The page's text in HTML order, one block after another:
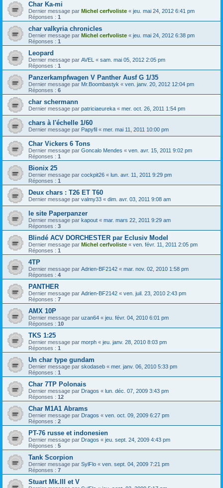
Char Ka-mi
Dernier message par Michel cerfvoliste « jeu. mai 24, 2012 6:41 pm
Réponses : 1
char valkyria chronicles
Dernier message par Michel cerfvoliste « jeu. mai 24, 2012 6:38 pm
Réponses : 1
Leopard
Dernier message par AVEL « sam. mai 05, 2012 2:05 pm
Réponses : 1
Panzerkampfwagen V Panther Ausf G 1/35
Dernier message par Mr.Boombastyk « ven. janv. 20, 2012 12:04 pm
Réponses : 6
char schermann
Dernier message par patriciaeureka « mer. oct. 26, 2011 1:54 pm
chars à l'échelle 1/60
Dernier message par Papyfil « mer. mai 11, 2011 10:00 pm
Char Vickers 6 Tons
Dernier message par Goncalo Mendes « ven. avr. 15, 2011 9:02 pm
Réponses : 1
Bionix 25
Dernier message par cockpit26 « lun. avr. 11, 2011 9:29 pm
Réponses : 1
Deux chars : T26 ET T60
Dernier message par valmy33 « dim. avr. 03, 2011 9:08 am
le site Paperpanzer
Dernier message par kapout « mar. mars 22, 2011 9:29 am
Réponses : 3
Blindé ACV DORCHESTER par Eclusiv Model
Dernier message par Michel cerfvoliste « ven. févr. 11, 2011 2:05 pm
Réponses : 1
4TP
Dernier message par Adrien-BF2142 « mar. nov. 02, 2010 1:58 pm
Réponses : 4
PANTHER
Dernier message par Adrien-BF2142 « ven. juil. 23, 2010 2:43 pm
Réponses : 7
AMX 10P
Dernier message par uzan64 « jeu. févr. 04, 2010 6:01 pm
Réponses : 10
TKS 1:25
Dernier message par morph « jeu. janv. 28, 2010 8:03 pm
Réponses : 1
Un char type gundam
Dernier message par skodaseb « mer. janv. 06, 2010 5:33 pm
Réponses : 1
Char 7TP Polonais
Dernier message par Dragos « lun. déc. 07, 2009 3:43 pm
Réponses : 12
Char M1A1 Abrams
Dernier message par Dragos « ven. oct. 09, 2009 6:27 pm
Réponses : 2
PT-76 russe et indonesien
Dernier message par Dragos « jeu. sept. 24, 2009 4:43 pm
Réponses : 5
Tank Scorpion
Dernier message par SylFlo « ven. sept. 04, 2009 7:21 pm
Réponses : 7
Stuart Mk.III et V